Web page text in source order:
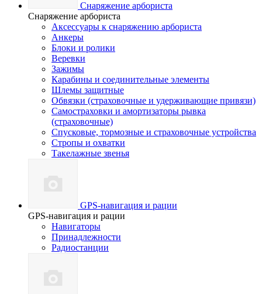
Снаряжение арбориста
Снаряжение арбориста
Аксессуары к снаряжению арбориста
Анкеры
Блоки и ролики
Веревки
Зажимы
Карабины и соединительные элементы
Шлемы защитные
Обвязки (страховочные и удерживающие привязи)
Самостраховки и амортизаторы рывка
(страховочные)
Спусковые, тормозные и страховочные устройства
Стропы и охватки
Такелажные звенья
GPS-навигация и рации
GPS-навигация и рации
Навигаторы
Принадлежности
Радиостанции